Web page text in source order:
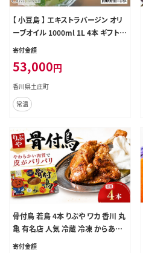
【 小豆島 】 エキストラバージン オリ
ーブオイル 1000ml 1L 4本 ギフト
贈答用 詰め合わせ 食用油 パスタ サ
寄付金額
53,000円
香川県土庄町
常温
骨付鳥 若鳥 4本 りぶや ワカ 香川 丸
亀 有名店 人気 冷蔵 冷凍 からあげ
ランキング スパイス 骨付鶏 骨付き
寄付金額